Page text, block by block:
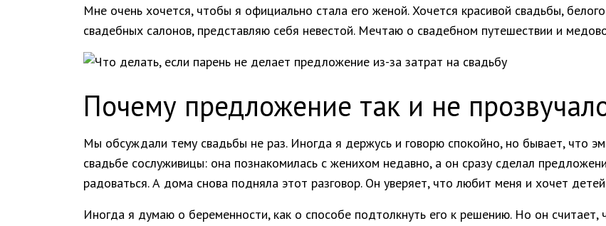
Мне очень хочется, чтобы я официально стала его женой. Хочется красивой свадьбы,
свадебных салонов, представляю себя невестой. Мечтаю о свадебном путешествии и
Почему предложение так и не
Мы обсуждали тему свадьбы не раз. Иногда я держусь и говорю спокойно, но бывает, что
свадьбе сослуживицы: она познакомилась с женихом недавно, а он сразу сделал
радоваться. А дома снова подняла этот разговор. Он уверяет, что любит меня и хочет
Иногда я думаю о беременности, как о способе подтолкнуть его к решению. Но он